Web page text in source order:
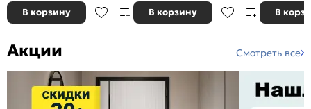
В корзину В корзину В
Акции Смотреть все